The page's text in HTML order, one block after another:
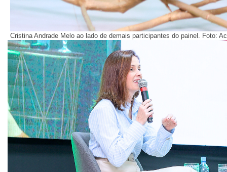
Cristina Andrade Melo ao lado de demais participantes do painel. Foto: